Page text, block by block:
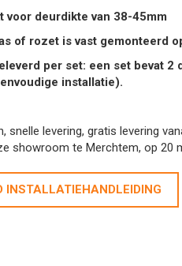
voor deurdikte van 38-45mm
of rozet is vast gemonteerd
per set: een set bevat 2
installatie).
snelle levering, gratis levering
showroom te Merchtem, op 20
INSTALLATIEHANDLEIDING